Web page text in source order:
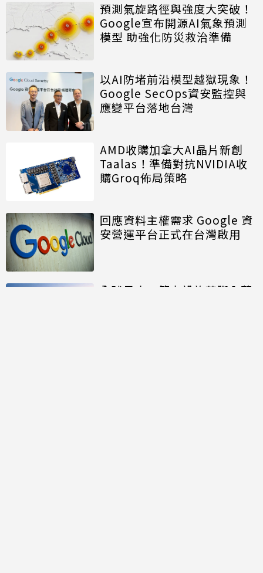
預測氣旋路徑與強度大突破！
Google宣布開源AI氣象預測
模型 助強化防災救治準備
以AI防堵前沿模型越獄現象！
Google SecOps資安監控與
應變平台落地台灣
AMD收購加拿大AI晶片新創
Taalas！準備對抗NVIDIA收
購Groq佈局策略
回應資料主權需求 Google 資
安營運平台正式在台灣啟用
全球最大AI算力設施落腳內蒙